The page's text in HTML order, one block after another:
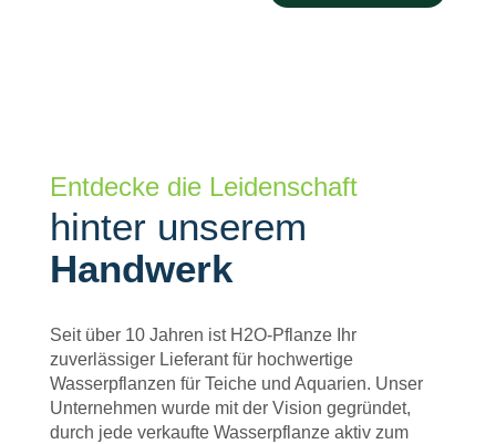
Entdecke die Leidenschaft
hinter unserem
Handwerk
Seit über 10 Jahren ist H2O-Pflanze Ihr
zuverlässiger Lieferant für hochwertige
Wasserpflanzen für Teiche und Aquarien. Unser
Unternehmen wurde mit der Vision gegründet,
durch jede verkaufte Wasserpflanze aktiv zum